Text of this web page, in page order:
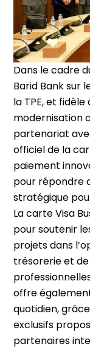
Dans le cadre
Barid Bank sur
la TPE, et fidèle
modernisation
partenariat
officiel de la
paiement
pour répondre
stratégique
La carte Visa
pour soutenir
projets dans
trésorerie et
offre
quotidien,
exclusifs
partenaires